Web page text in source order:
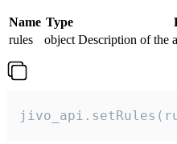
Name Type
rules
object Description of the